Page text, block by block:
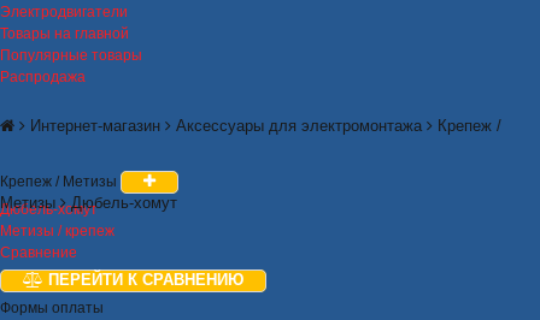
Электродвигатели
Товары на главной
Популярные товары
Распродажа
Интернет-магазин Аксессуары для электромонтажа Крепеж /
Метизы Дюбель-хомут
Крепеж / Метизы
Дюбель-хомут
Метизы / крепеж
Сравнение
ПЕРЕЙТИ К СРАВНЕНИЮ
Формы оплаты